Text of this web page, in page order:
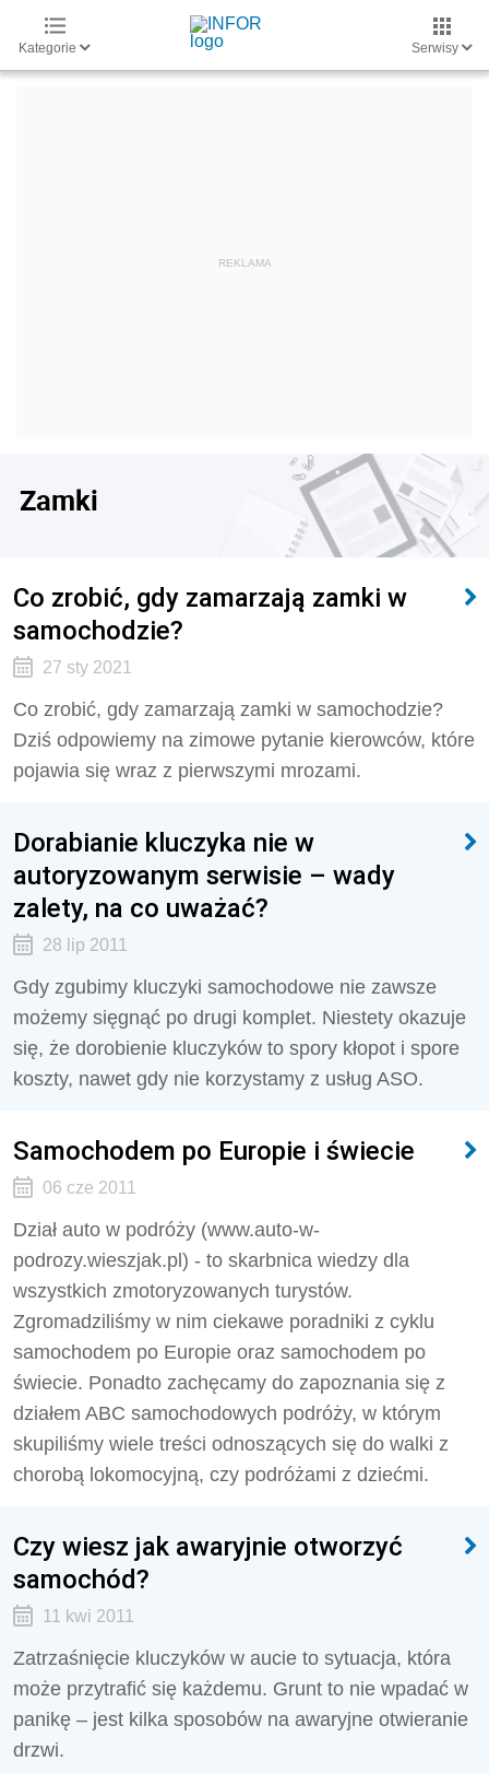
Kategorie Serwisy
Zamki
Co zrobić, gdy zamarzają zamki w
samochodzie?
27 sty 2021
Co zrobić, gdy zamarzają zamki w samochodzie?
Dziś odpowiemy na zimowe pytanie kierowców, które
pojawia się wraz z pierwszymi mrozami.
Dorabianie kluczyka nie w
autoryzowanym serwisie – wady
zalety, na co uważać?
28 lip 2011
Gdy zgubimy kluczyki samochodowe nie zawsze
możemy sięgnąć po drugi komplet. Niestety okazuje
się, że dorobienie kluczyków to spory kłopot i spore
koszty, nawet gdy nie korzystamy z usług ASO.
Samochodem po Europie i świecie
06 cze 2011
Dział auto w podróży (www.auto-w-
podrozy.wieszjak.pl) - to skarbnica wiedzy dla
wszystkich zmotoryzowanych turystów.
Zgromadziliśmy w nim ciekawe poradniki z cyklu
samochodem po Europie oraz samochodem po
świecie. Ponadto zachęcamy do zapoznania się z
działem ABC samochodowych podróży, w którym
skupiliśmy wiele treści odnoszących się do walki z
chorobą lokomocyjną, czy podróżami z dziećmi.
Czy wiesz jak awaryjnie otworzyć
samochód?
11 kwi 2011
Zatrzaśnięcie kluczyków w aucie to sytuacja, która
może przytrafić się każdemu. Grunt to nie wpadać w
panikę – jest kilka sposobów na awaryjne otwieranie
drzwi.